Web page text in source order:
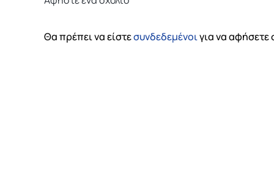
Θα πρέπει να είστεσυνδεδεμένοιγια να αφήσετε